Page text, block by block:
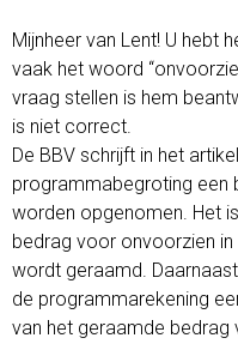
Mijnheer van Lent! U hebt
vaak het woord
vraag stellen is hem
is niet correct.
De BBV schrijft in het
programmabegroting een
worden opgenomen. Het
bedrag voor onvoorzien
wordt geraamd.
de programmarekening
van het geraamde